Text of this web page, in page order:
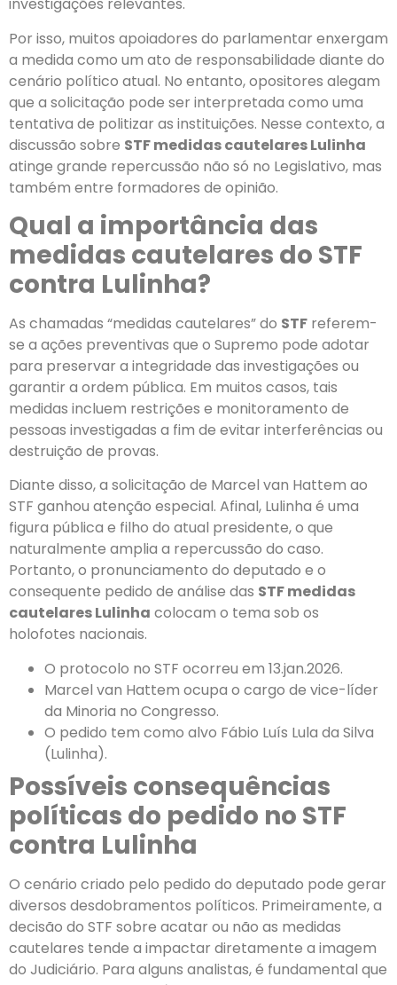
investigações relevantes.
Por isso, muitos apoiadores do parlamentar enxergam
a medida como um ato de responsabilidade diante do
cenário político atual. No entanto, opositores alegam
que a solicitação pode ser interpretada como uma
tentativa de politizar as instituições. Nesse contexto, a
discussão sobre STF medidas cautelares Lulinha
atinge grande repercussão não só no Legislativo, mas
também entre formadores de opinião.
Qual a importância das
medidas cautelares do STF
contra Lulinha?
As chamadas “medidas cautelares” do STF referem-
se a ações preventivas que o Supremo pode adotar
para preservar a integridade das investigações ou
garantir a ordem pública. Em muitos casos, tais
medidas incluem restrições e monitoramento de
pessoas investigadas a fim de evitar interferências ou
destruição de provas.
Diante disso, a solicitação de Marcel van Hattem ao
STF ganhou atenção especial. Afinal, Lulinha é uma
figura pública e filho do atual presidente, o que
naturalmente amplia a repercussão do caso.
Portanto, o pronunciamento do deputado e o
consequente pedido de análise das STF medidas
cautelares Lulinha colocam o tema sob os
holofotes nacionais.
O protocolo no STF ocorreu em 13.jan.2026.
Marcel van Hattem ocupa o cargo de vice-líder
da Minoria no Congresso.
O pedido tem como alvo Fábio Luís Lula da Silva
(Lulinha).
Possíveis consequências
políticas do pedido no STF
contra Lulinha
O cenário criado pelo pedido do deputado pode gerar
diversos desdobramentos políticos. Primeiramente, a
decisão do STF sobre acatar ou não as medidas
cautelares tende a impactar diretamente a imagem
do Judiciário. Para alguns analistas, é fundamental que